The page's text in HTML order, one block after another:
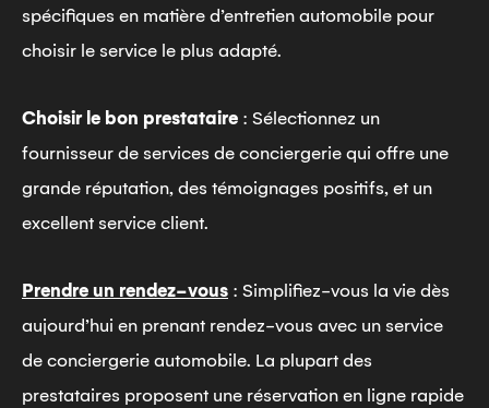
spécifiques en matière d’entretien automobile pour
choisir le service le plus adapté.
Choisir le bon prestataire : Sélectionnez un
fournisseur de services de conciergerie qui offre une
grande réputation, des témoignages positifs, et un
excellent service client.
Prendre un rendez-vous : Simplifiez-vous la vie dès
aujourd’hui en prenant rendez-vous avec un service
de conciergerie automobile. La plupart des
prestataires proposent une réservation en ligne rapide